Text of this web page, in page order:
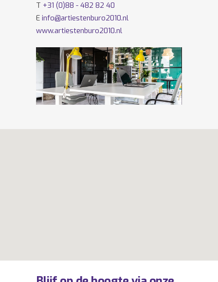
T +31 (0)88 - 482 82 40
E info@artiestenburo2010.nl
www.artiestenburo2010.nl
Volg ons ook opFacebookenTwitter